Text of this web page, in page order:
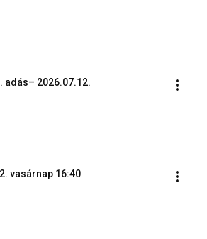
adás– 2026.07.12.
vasárnap 16:40